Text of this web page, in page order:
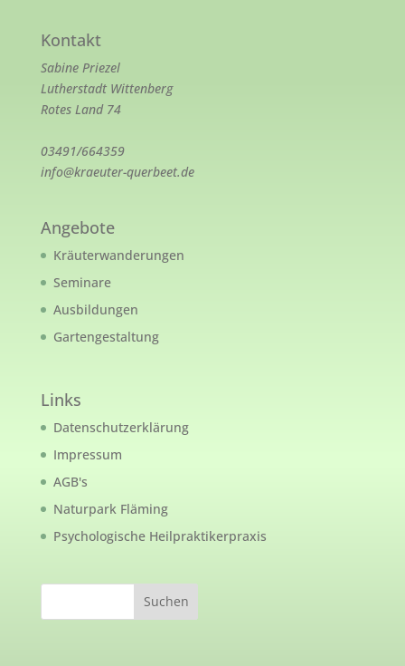
Kontakt
Sabine Priezel
Lutherstadt Wittenberg
Rotes Land 74
03491/664359
info@kraeuter-querbeet.de
Angebote
Kräuterwanderungen
Seminare
Ausbildungen
Gartengestaltung
Links
Datenschutzerklärung
Impressum
AGB's
Naturpark Fläming
Psychologische Heilpraktikerpraxis